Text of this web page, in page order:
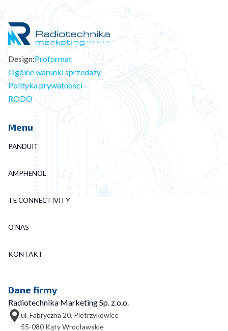
Design:Proformat
Ogólne warunki sprzedaży
Polityka prywatnosci
RODO
Menu
PANDUIT
AMPHENOL
TE CONNECTIVITY
O NAS
KONTAKT
Dane firmy
Radiotechnika Marketing Sp. z.o.o.
ul. Fabryczna 20, Pietrzykowice
55-080 Kąty Wrocławskie